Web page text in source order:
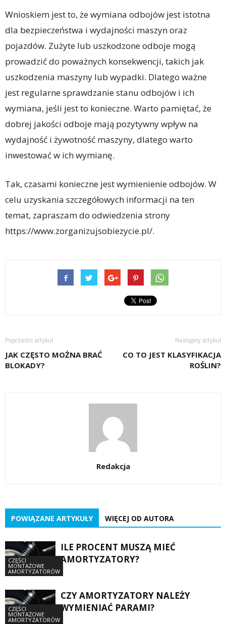
Wnioskiem jest to, że wymiana odbojów jest istotna
dla bezpieczeństwa i wydajności maszyn oraz
pojazdów. Zużyte lub uszkodzone odboje mogą
prowadzić do poważnych konsekwencji, takich jak
uszkodzenia maszyny lub wypadki. Dlatego ważne
jest regularne sprawdzanie stanu odbojów i ich
wymiana, jeśli jest to konieczne. Warto pamiętać, że
dobrej jakości odboje mają pozytywny wpływ na
wydajność i żywotność maszyny, dlatego warto
inwestować w ich wymianę.
Tak, czasami konieczne jest wymienienie odbojów. W
celu uzyskania szczegółowych informacji na ten
temat, zapraszam do odwiedzenia strony
https://www.zorganizujsobiezycie.pl/.
Poprzedni artykuł
JAK CZĘSTO MOŻNA BRAĆ
BLOKADY?
Następny artykuł
CO TO JEST KLASYFIKACJA
ROŚLIN?
Redakcja
POWIĄZANE ARTYKUŁY WIĘCEJ OD AUTORA
CZĘŚCI
MONTAŻOWE
AMORTYZATORÓW
ILE PROCENT MUSZĄ MIEĆ
AMORTYZATORY?
CZĘŚCI
MONTAŻOWE
AMORTYZATORÓW
CZY AMORTYZATORY NALEŻY
WYMIENIAĆ PARAMI?